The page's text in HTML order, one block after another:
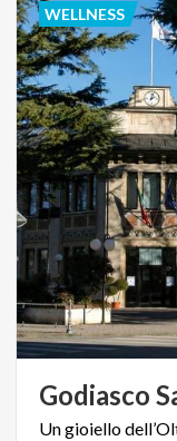
Godiasco
Ungioiello
WELLNESS